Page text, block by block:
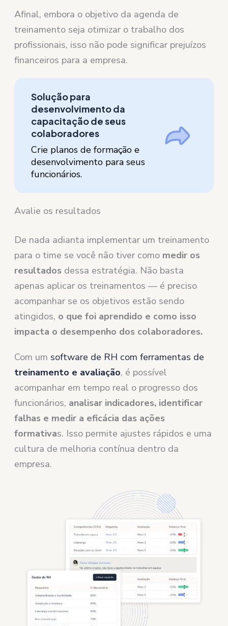
Afinal, embora o objetivo da agenda de
treinamento seja otimizar o trabalho dos
profissionais, isso não pode significar prejuízos
financeiros para a empresa.
Solução para
desenvolvimento da
capacitação de seus
colaboradores
Crie planos de formação e
desenvolvimento para seus
funcionários.
Avalie os resultados
De nada adianta implementar um treinamento
para o time se você não tiver como medir os
resultados dessa estratégia. Não basta
apenas aplicar os treinamentos — é preciso
acompanhar se os objetivos estão sendo
atingidos, o que foi aprendido e como isso
impacta o desempenho dos colaboradores.
Com um software de RH com ferramentas de
treinamento e avaliação, é possível
acompanhar em tempo real o progresso dos
funcionários, analisar indicadores, identificar
falhas e medir a eficácia das ações
formativas. Isso permite ajustes rápidos e uma
cultura de melhoria contínua dentro da
empresa.